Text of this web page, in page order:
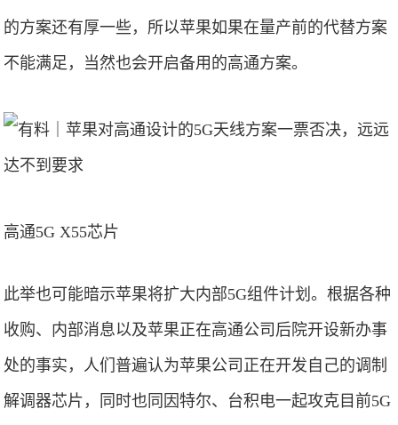
的方案还有厚一些，所以苹果如果在量产前的代替方案
不能满足，当然也会开启备用的高通方案。
高通5G X55芯片
此举也可能暗示苹果将扩大内部5G组件计划。根据各种
收购、内部消息以及苹果正在高通公司后院开设新办事
处的事实，人们普遍认为苹果公司正在开发自己的调制
解调器芯片，同时也同因特尔、台积电一起攻克目前5G